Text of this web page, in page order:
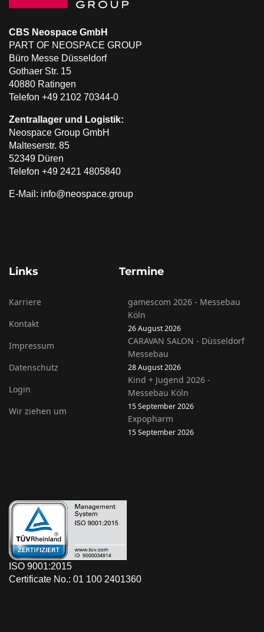
CBS Neospace GmbH
PART OF NEOSPACE GROUP
Büro Messe Düsseldorf
Gothaer Str. 15
40880 Ratingen
Telefon +49 2102 70344-0
Zentrallager und Logistik:
Neospace Group GmbH
Malteserstr. 85
52349 Düren
Telefon +49 2421 4805840
E-Mail: info@neospace.group
Links
Karriere
Kontakt
Impressum
Datenschutz
Login
Wir ziehen um
Termine
gamescom 2026 - Messebau
Köln
26 August 2026
CARAVAN SALON - Düsseldorf
Messebau
28 August 2026
Kind + Jugend 2026 -
Messebau Köln
15 September 2026
Expopharm
15 September 2026
ISO 9001:2015
Certificate No.: 01 100 2401360